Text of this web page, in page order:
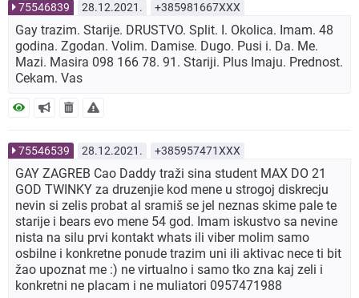
75546839 28.12.2021. +385981667XXX
Gay trazim. Starije. DRUSTVO. Split. I. Okolica. Imam. 48
godina. Zgodan. Volim. Damise. Dugo. Pusi i. Da. Me.
Mazi. Masira 098 166 78. 91. Stariji. Plus Imaju. Prednost.
Cekam. Vas
75546539 28.12.2021. +385957471XXX
GAY ZAGREB Cao Daddy traži sina student MAX DO 21
GOD TWINKY za druzenjie kod mene u strogoj diskrecju
nevin si zelis probat al sramiš se jel neznas skime pale te
starije i bears evo mene 54 god. Imam iskustvo sa nevine
nista na silu prvi kontakt whats ili viber molim samo
osbilne i konkretne ponude trazim uni ili aktivac nece ti bit
žao upoznat me :) ne virtualno i samo tko zna kaj zeli i
konkretni ne placam i ne muliatori 0957471988